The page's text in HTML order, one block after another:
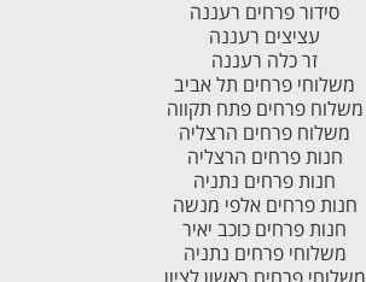
סידור פרחים רעננה
עציצים רעננה
זר כלה רעננה
משלוחי פרחים תל אביב
משלוח פרחים פתח תקווה
משלוח פרחים הרצליה
חנות פרחים הרצליה
חנות פרחים נתניה
חנות פרחים אלפי מנשה
חנות פרחים כוכב יאיר
משלוחי פרחים נתניה